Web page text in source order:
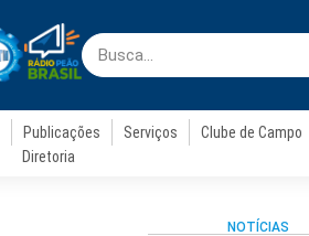
Publicações Serviços Clube de Campo
Diretoria
NOTÍCIAS